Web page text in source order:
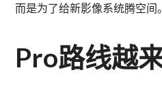
而是为了给新影像系统腾空间。
Pro路线越